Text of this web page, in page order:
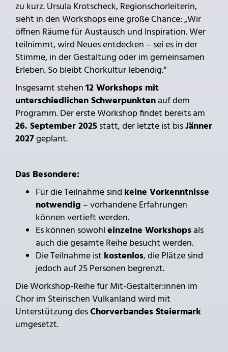
zu kurz. Ursula Krotscheck, Regionschorleiterin,
sieht in den Workshops eine große Chance: „Wir
öffnen Räume für Austausch und Inspiration. Wer
teilnimmt, wird Neues entdecken – sei es in der
Stimme, in der Gestaltung oder im gemeinsamen
Erleben. So bleibt Chorkultur lebendig.“
Insgesamt stehen12 Workshops mit
unterschiedlichen Schwerpunktenauf dem
Programm. Der erste Workshop findet bereits am
26. September 2025statt, der letzte ist bisJänner
2027geplant.
Das Besondere:
Für die Teilnahme sind keine Vorkenntnisse
notwendig – vorhandene Erfahrungen
können vertieft werden.
Es können sowohleinzelne Workshopsals
auch die gesamte Reihe besucht werden.
Die Teilnahme ist kostenlos, die Plätze sind
jedoch auf 25 Personen begrenzt.
Die Workshop-Reihe für Mit-Gestalter:innen im
Chor im Steirischen Vulkanland wird mit
Unterstützung desChorverbandes Steiermark
umgesetzt.